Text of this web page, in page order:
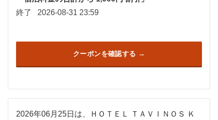
終了
2026-08-31 23:59
クーポンを確認する
2026年06月25日は、ＨＯＴＥＬ ＴＡＶＩＮＯＳ Ｋ